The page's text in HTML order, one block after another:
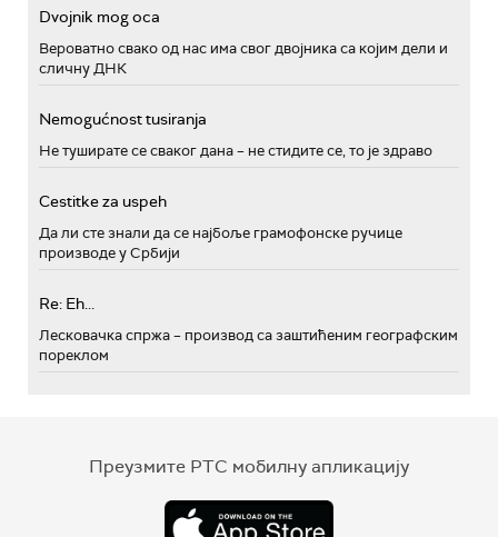
Dvojnik mog oca
Вероватно свако од нас има свог двојника са којим дели и
сличну ДНК
Nemogućnost tusiranja
Не туширате се сваког дана – не стидите се, то је здраво
Cestitke za uspeh
Да ли сте знали да се најбоље грамофонске ручице
производе у Србији
Re: Eh...
Лесковачка спржа – производ са заштићеним географским
пореклом
Преузмите РТС мобилну апликацију